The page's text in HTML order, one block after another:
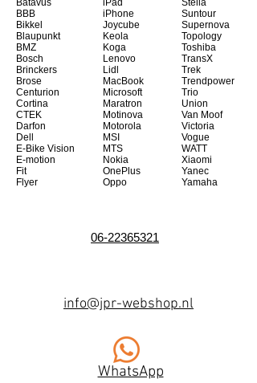
Batavus
BBB
Bikkel
Blaupunkt
BMZ
Bosch
Brinckers
Brose
Centurion
Cortina
CTEK
Darfon
Dell
E-Bike Vision
E-motion
Fit
Flyer
iPad
iPhone
Joycube
Keola
Koga
Lenovo
Lidl
MacBook
Microsoft
Maratron
Motinova
Motorola
MSI
MTS
Nokia
OnePlus
Oppo
Stella
Suntour
Supernova
Topology
Toshiba
TransX
Trek
Trendpower
Trio
Union
Van Moof
Victoria
Vogue
WATT
Xiaomi
Yanec
Yamaha
06-22365321
info@jpr-webshop.nl
WhatsApp